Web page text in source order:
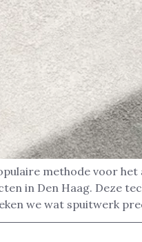
methode voor
in Den Haag. Deze
we wat spuitwerk